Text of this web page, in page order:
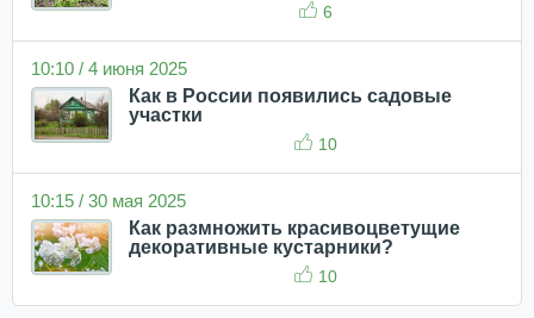
6
10:10 / 4 июня 2025
Как в России появились садовые
участки
10
10:15 / 30 мая 2025
Как размножить красивоцветущие
декоративные кустарники?
10